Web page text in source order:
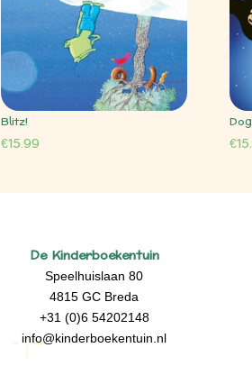
Blitz!
€15.99 €
De Kinderboekentuin
Speelhuislaan 80
4815 GC Breda
+31 (0)6 54202148
info@kinderboekentuin.nl